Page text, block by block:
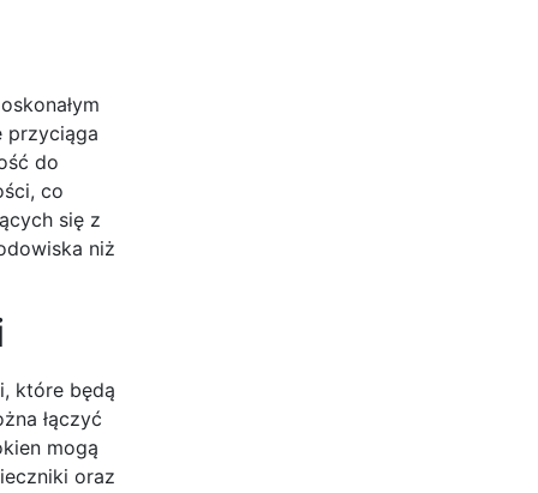
przyciąga
do
co
się z
niż
które będą
łączyć
mogą
oraz